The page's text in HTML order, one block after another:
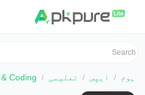
ہوم ایپس تعلیمی Coding